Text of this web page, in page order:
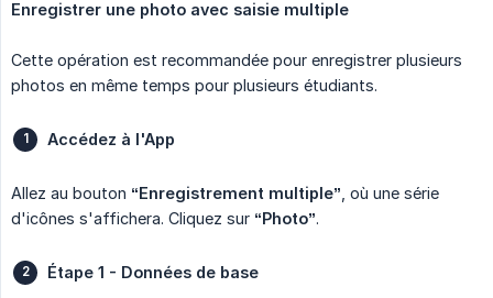
Enregistrer une photo avec saisie multiple
Cette opération est recommandée pour enregistrer plusieurs
photos en même temps pour plusieurs étudiants.
Accédez à l'App
Allez au bouton “Enregistrement multiple” , où une série
d'icônes s'affichera. Cliquez sur “Photo”.
Étape 1 - Données de base